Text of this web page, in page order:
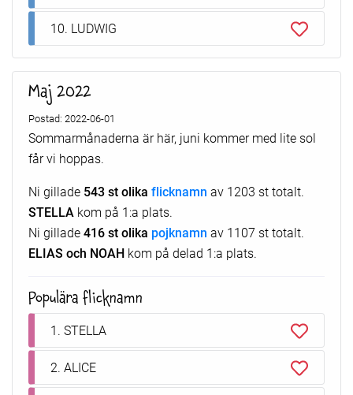
10. LUDWIG
Maj 2022
Postad: 2022-06-01
Sommarmånaderna är här, juni kommer med lite sol
får vi hoppas.
Ni gillade 543 st olika flicknamn av 1203 st totalt.
STELLA kom på 1:a plats.
Ni gillade416 st olika pojknamn av 1107 st totalt.
ELIAS och NOAH kom på delad 1:a plats.
Populära flicknamn
1. STELLA
2. ALICE